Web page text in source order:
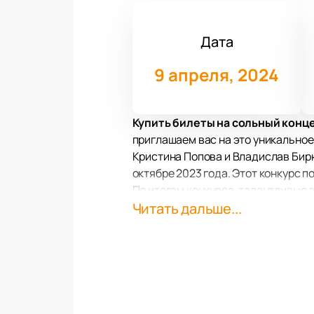
Дата
9 апреля, 2024
Купить билеты на сольный
приглашаем вас на это
Кристина Попова и Владислав
октябре 2023 года. Этот конкурс
По итогам конкурса, талантливые
России Дмитрия Бертмана.
Не упустите возможность
Читать дальше...